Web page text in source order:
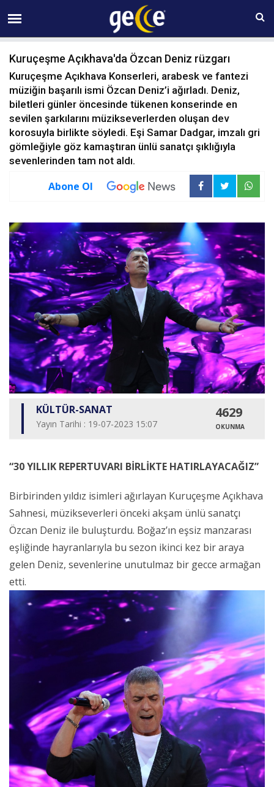
08 AĞUSTOS Cumartesi 02:38
Kuruçeşme Açıkhava'da Özcan Deniz rüzgarı
Kuruçeşme Açıkhava Konserleri, arabesk ve fantezi
müziğin başarılı ismi Özcan Deniz’i ağırladı. Deniz,
biletleri günler öncesinde tükenen konserinde en
sevilen şarkılarını müzikseverlerden oluşan dev
korosuyla birlikte söyledi. Eşi Samar Dadgar, imzalı gri
gömleğiyle göz kamaştıran ünlü sanatçı şıklığıyla
sevenlerinden tam not aldı.
Abone Ol
KÜLTÜR-SANAT
Yayın Tarihi : 19-07-2023 15:07
4629
OKUNMA
“30 YILLIK REPERTUVARI BİRLİKTE HATIRLAYACAĞIZ”
Birbirinden yıldız isimleri ağırlayan Kuruçeşme Açıkhava
Sahnesi, müzikseverleri önceki akşam ünlü sanatçı
Özcan Deniz ile buluşturdu. Boğaz’ın eşsiz manzarası
eşliğinde hayranlarıyla bu sezon ikinci kez bir araya
gelen Deniz, sevenlerine unutulmaz bir gecce armağan
etti.